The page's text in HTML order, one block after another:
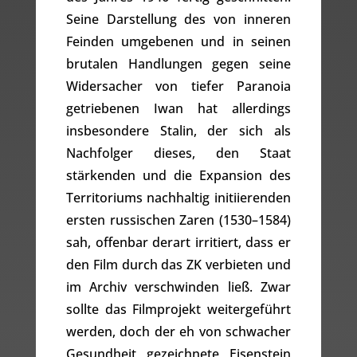
Seine Darstellung des von inneren
Feinden umgebenen und in seinen
brutalen Handlungen gegen seine
Widersacher von tiefer Paranoia
getriebenen Iwan hat allerdings
insbesondere Stalin, der sich als
Nachfolger dieses, den Staat
stärkenden und die Expansion des
Territoriums nachhaltig initiierenden
ersten russischen Zaren (1530–1584)
sah, offenbar derart irritiert, dass er
den Film durch das ZK verbieten und
im Archiv verschwinden ließ. Zwar
sollte das Filmprojekt weitergeführt
werden, doch der eh von schwacher